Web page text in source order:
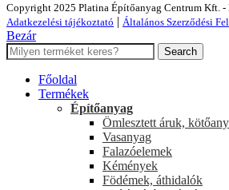
Copyright 2025 Platina Építőanyag Centrum Kft.
Adatkezelési tájékoztató | Általános Szerződési
Bezár
Search
Főoldal
Termékek
Építőanyag
Ömlesztett áruk,
Vasanyag
Falazóelemek
Kémények
Födémek, áthidalók